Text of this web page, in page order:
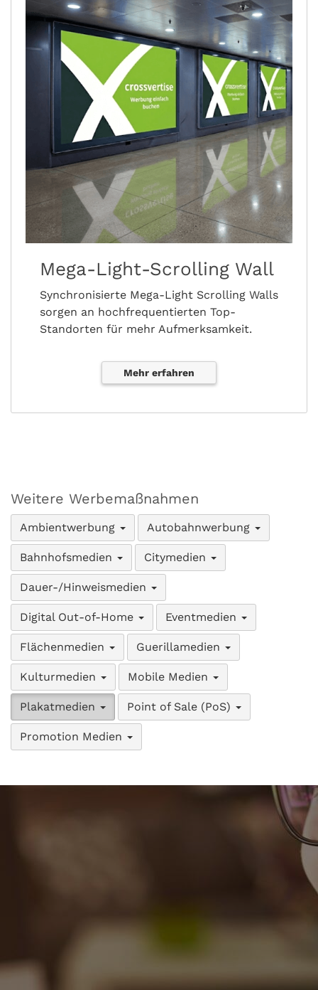
Mega-Light-Scrolling Wall
Synchronisierte Mega-Light Scrolling Walls
sorgen an hochfrequentierten Top-
Standorten für mehr Aufmerksamkeit.
Mehr erfahren
Weitere Werbemaßnahmen
Ambientwerbung Autobahnwerbung
Bahnhofsmedien Citymedien
Dauer-/Hinweismedien
Digital Out-of-Home Eventmedien
Flächenmedien Guerillamedien
Kulturmedien Mobile Medien
Plakatmedien Point of Sale (PoS)
Promotion Medien